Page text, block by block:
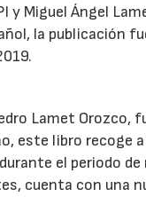
y Miguel Ángel
la publicación
Lamet
este libro recoge
el periodo de
cuenta con una